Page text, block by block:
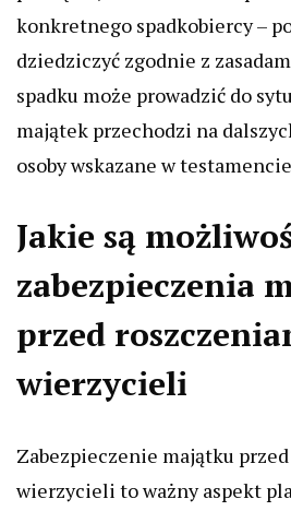
konkretnego spadkobiercy –
dziedziczyć zgodnie z
spadku może prowadzić do
majątek przechodzi na
osoby wskazane w
Jakie są
zabezpieczenia
przed
wierzycieli
Zabezpieczenie majątku
wierzycieli to ważny aspekt